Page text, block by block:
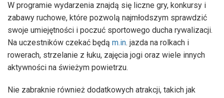
W programie wydarzenia znajdą się liczne gry, konkursy i
zabawy ruchowe, które pozwolą najmłodszym sprawdzić
swoje umiejętności i poczuć sportowego ducha rywalizacji.
Na uczestników czekać będą m.in. jazda na rolkach i
rowerach, strzelanie z łuku, zajęcia jogi oraz wiele innych
aktywności na świeżym powietrzu.
Nie zabraknie również dodatkowych atrakcji, takich jak